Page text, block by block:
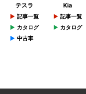
テスラ
記事一覧
カタログ
中古車
Kia
記事一覧
カタログ